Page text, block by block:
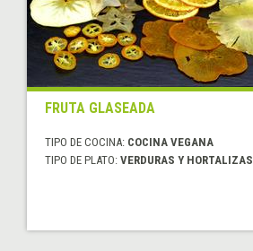
FRUTA GLASEADA
TIPO DE COCINA: COCINA VEGANA
TIPO DE PLATO: VERDURAS Y HORTALIZAS